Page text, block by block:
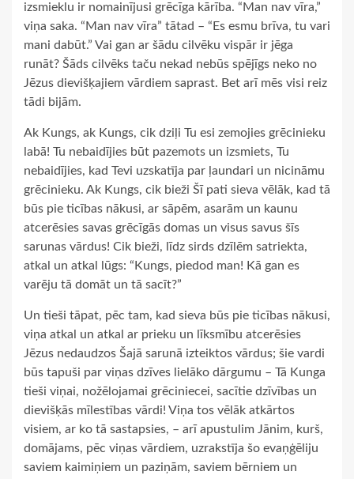
izsmieklu ir nomainījusi grēcīga kārība. “Man nav vīra,”
viņa saka. “Man nav vīra” tātad – “Es esmu brīva, tu vari
mani dabūt.” Vai gan ar šādu cilvēku vispār ir jēga
runāt? Šāds cilvēks taču nekad nebūs spējīgs neko no
Jēzus dievišķajiem vārdiem saprast. Bet arī mēs visi reiz
tādi bijām.
Ak Kungs, ak Kungs, cik dziļi Tu esi zemojies grēcinieku
labā! Tu nebaidījies būt pazemots un izsmiets, Tu
nebaidījies, kad Tevi uzskatīja par ļaundari un nicināmu
grēcinieku. Ak Kungs, cik bieži Šī pati sieva vēlāk, kad tā
būs pie ticības nākusi, ar sāpēm, asarām un kaunu
atcerēsies savas grēcīgās domas un visus savus šīs
sarunas vārdus! Cik bieži, līdz sirds dzīlēm satriekta,
atkal un atkal lūgs: “Kungs, piedod man! Kā gan es
varēju tā domāt un tā sacīt?”
Un tieši tāpat, pēc tam, kad sieva būs pie ticības nākusi,
viņa atkal un atkal ar prieku un līksmību atcerēsies
Jēzus nedaudzos Šajā sarunā izteiktos vārdus; šie vardi
būs tapuši par viņas dzīves lielāko dārgumu – Tā Kunga
tieši viņai, nožēlojamai grēciniecei, sacītie dzīvības un
dievišķās mīlestības vārdi! Viņa tos vēlāk atkārtos
visiem, ar ko tā sastapsies, – arī apustulim Jānim, kurš,
domājams, pēc viņas vārdiem, uzrakstīja šo evaņģēliju
saviem kaimiņiem un paziņām, saviem bērniem un